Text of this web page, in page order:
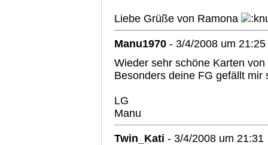
Liebe Grüße von Ramona
Manu1970 - 3/4/2008 um 21:25
Wieder sehr schöne Karten von
Besonders deine FG gefällt mir
LG
Manu
Twin_Kati - 3/4/2008 um 21:31